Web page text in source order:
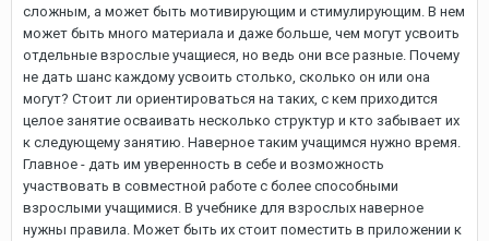
сложным, а может быть мотивирующим и стимулирующим. В нем
может быть много материала и даже больше, чем могут усвоить
отдельные взрослые учащиеся, но ведь они все разные. Почему
не дать шанс каждому усвоить столько, сколько он или она
могут? Стоит ли ориентироваться на таких, с кем приходится
целое занятие осваивать несколько структур и кто забывает их
к следующему занятию. Наверное таким учащимся нужно время.
Главное - дать им уверенность в себе и возможность
участвовать в совместной работе с более способными
взрослыми учащимися. В учебнике для взрослых наверное
нужны правила. Может быть их стоит поместить в приложении к